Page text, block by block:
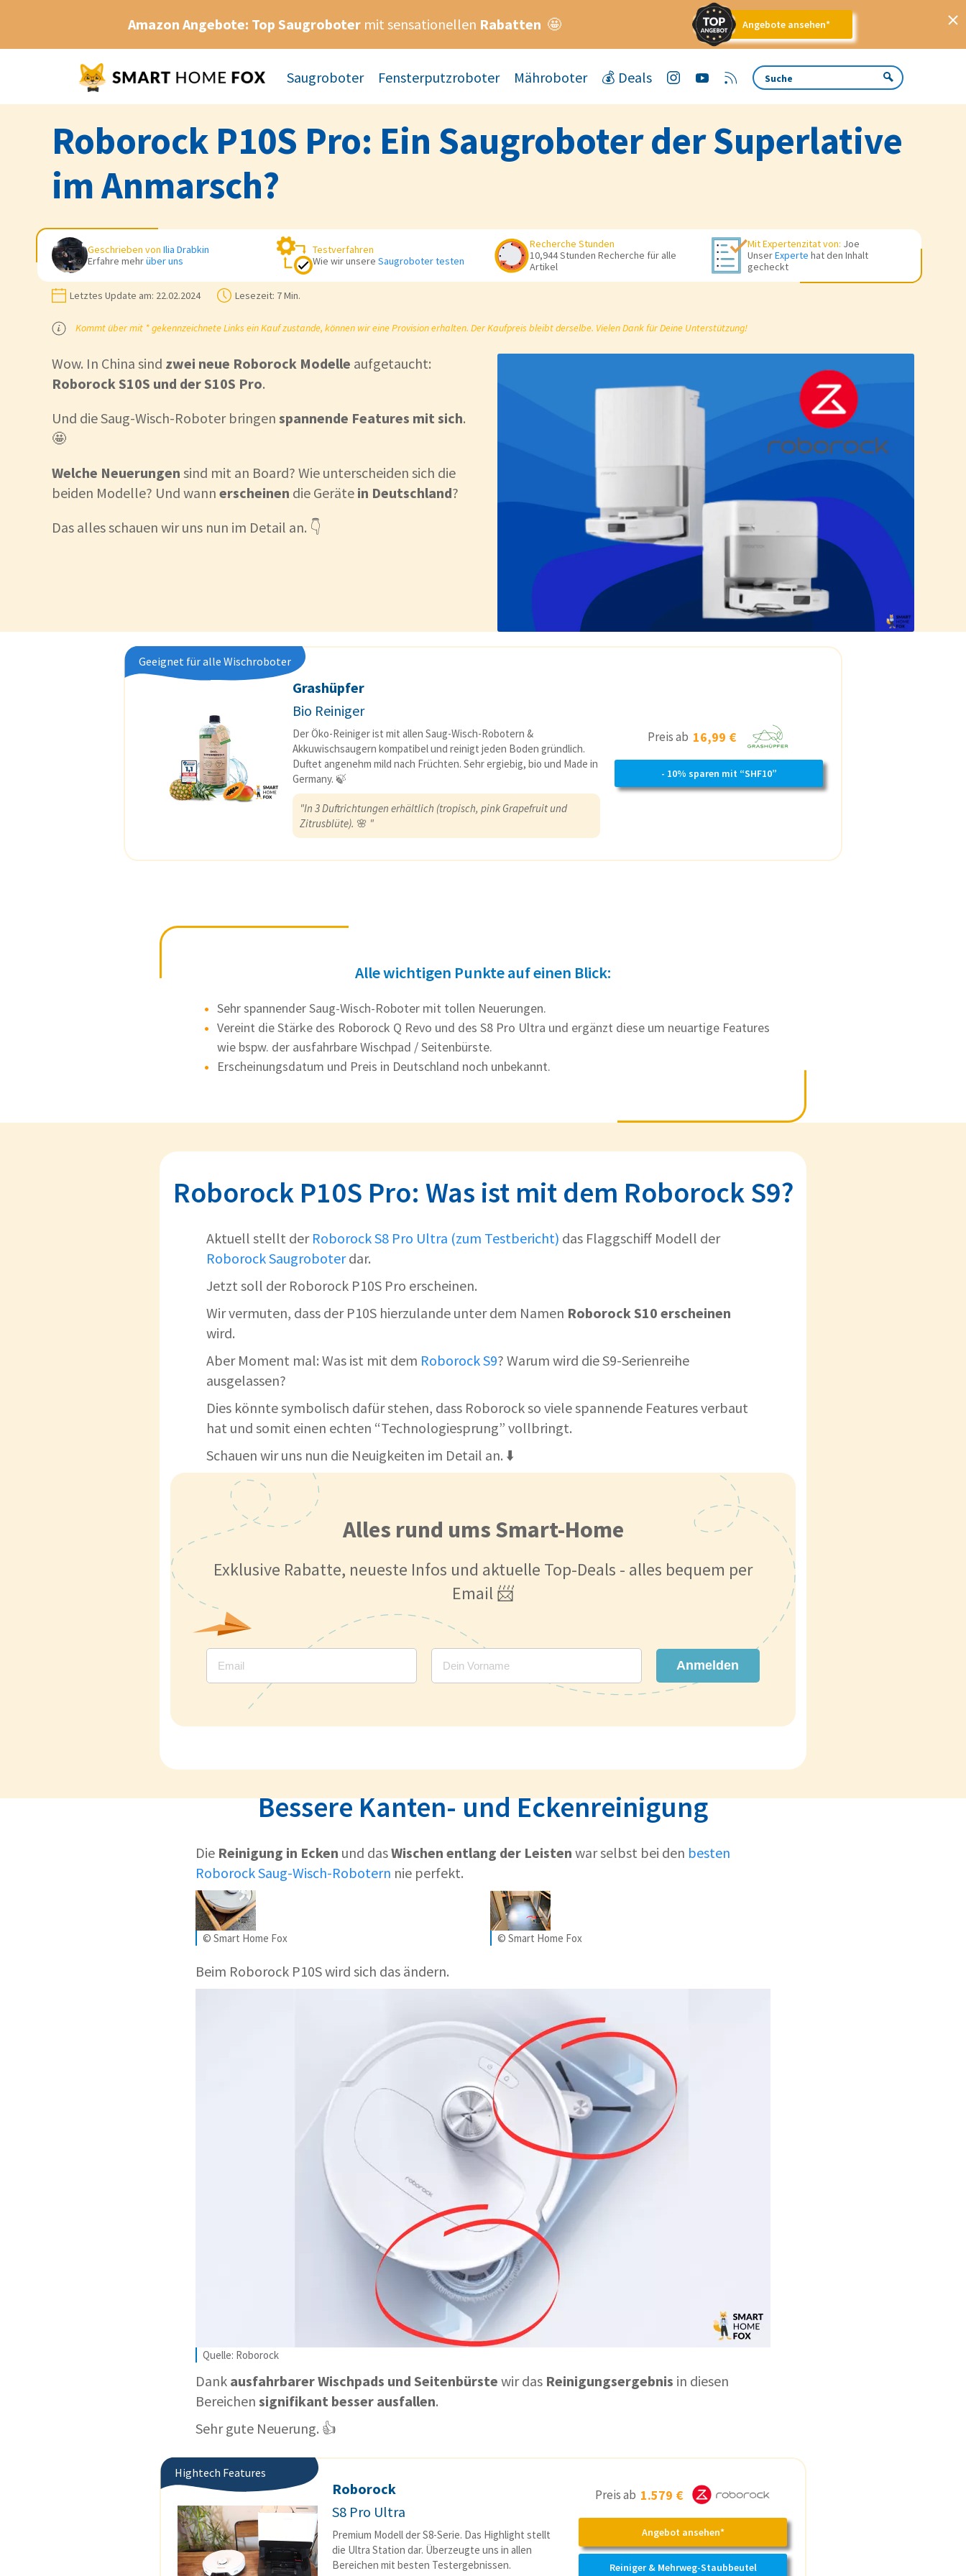
Amazon Angebote: Top Saugrobotermit sensationellen Rabatten 🤩 Angebote ansehen*
Saugroboter Fensterputzroboter Mähroboter 💰 Deals
Roborock P10S Pro: Ein Saugroboter der Superlative
im Anmarsch?
Geschrieben von Ilia Drabkin
Erfahre mehrüber uns
Testverfahren
Wie wir unsere Saugroboter testen
Recherche Stunden
10,944 Stunden Recherche für alle
Artikel
Mit Expertenzitat von: Joe
UnserExperte hat den Inhalt
gecheckt
Letztes Update am: 22.02.2024 Lesezeit: 7 Min.
Kommt über mit * gekennzeichnete Links ein Kauf zustande, können wir eine Provision erhalten. Der Kaufpreis bleibt derselbe. Vielen Dank für Deine Unterstützung!
Wow. In China sind zwei neue Roborock Modelle aufgetaucht:
Roborock S10S und der S10S Pro.
Und die Saug-Wisch-Roboter bringen spannende Features mit sich.
🤩
Welche Neuerungen sind mit an Board? Wie unterscheiden sich die
beiden Modelle? Und wann erscheinen die Geräte in Deutschland?
Das alles schauen wir uns nun im Detail an. 👇
Geeignet für alle Wischroboter
Grashüpfer
Bio Reiniger
Der Öko-Reiniger ist mit allen Saug-Wisch-Robotern &
Akkuwischsaugern kompatibel und reinigt jeden Boden gründlich.
Duftet angenehm mild nach Früchten. Sehr ergiebig, bio und Made in
Germany. 🍃
"In 3 Duftrichtungen erhältlich (tropisch, pink Grapefruit und
Zitrusblüte). 🌸 "
Preis ab 16,99 €
- 10% sparen mit “SHF10”
Alle wichtigen Punkte auf einen Blick:
Sehr spannender Saug-Wisch-Roboter mit tollen Neuerungen.
Vereint die Stärke des Roborock Q Revo und des S8 Pro Ultra und ergänzt diese um neuartige Features
wie bspw. der ausfahrbare Wischpad / Seitenbürste.
Erscheinungsdatum und Preis in Deutschland noch unbekannt.
Roborock P10S Pro: Was ist mit dem Roborock S9?
Aktuell stellt der Roborock S8 Pro Ultra (zum Testbericht) das Flaggschiff Modell der
Roborock Saugroboterdar.
Jetzt soll der Roborock P10S Pro erscheinen.
Wir vermuten, dass der P10S hierzulande unter dem Namen Roborock S10 erscheinen
wird.
Aber Moment mal: Was ist mit dem Roborock S9? Warum wird die S9-Serienreihe
ausgelassen?
Dies könnte symbolisch dafür stehen, dass Roborock so viele spannende Features verbaut
hat und somit einen echten “Technologiesprung” vollbringt.
Schauen wir uns nun die Neuigkeiten im Detail an. ⬇️
Alles rund ums Smart-Home
Exklusive Rabatte, neueste Infos und aktuelle Top-Deals - alles bequem per
Email 📨
Anmelden
Bessere Kanten- und Eckenreinigung
Die Reinigung in Ecken und dasWischen entlang der Leisten war selbst bei den besten
Roborock Saug-Wisch-Robotern nie perfekt.
© Smart Home Fox © Smart Home Fox
Beim Roborock P10S wird sich das ändern.
Quelle: Roborock
Dank ausfahrbarer Wischpads und Seitenbürste wir das Reinigungsergebnis in diesen
Bereichen signifikant besser ausfallen.
Sehr gute Neuerung. 👍
Hightech Features
Roborock
S8 Pro Ultra
Premium Modell der S8-Serie. Das Highlight stellt
die Ultra Station dar. Überzeugte uns in allen
Bereichen mit besten Testergebnissen.
Preis ab 1.579 €
Angebot ansehen*
Reiniger & Mehrweg-Staubbeutel